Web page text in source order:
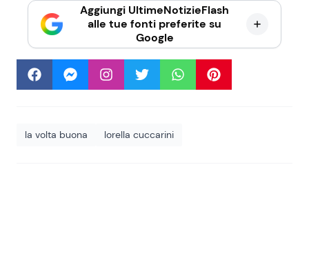
Aggiungi UltimeNotizieFlash
alle tue fonti preferite su
Google
la volta buona lorella cuccarini